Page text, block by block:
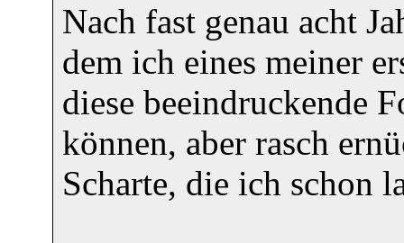
Nach fast genau acht
dem ich eines meiner
diese beeindruckende
können, aber rasch
Scharte, die ich schon